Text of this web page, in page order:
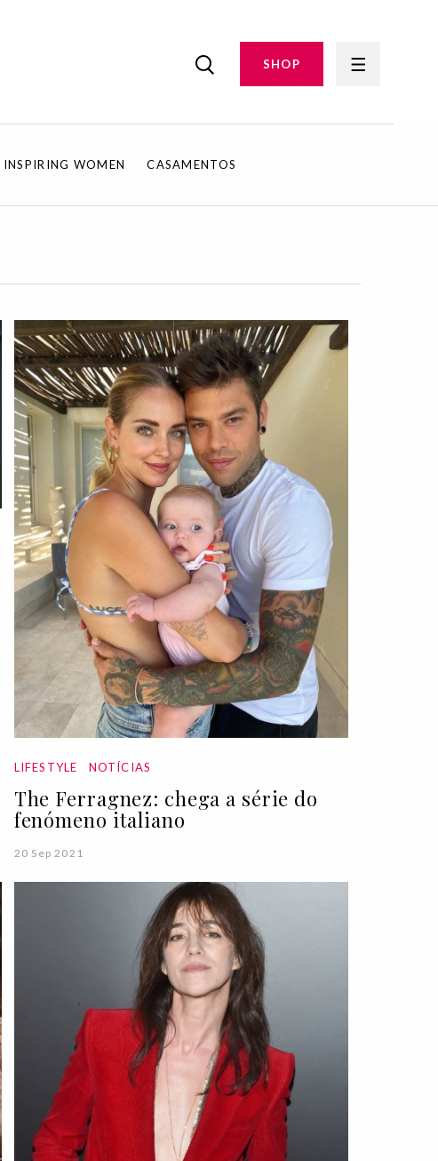
SHOP
INSPIRING WOMEN CASAMENTOS
LIFESTYLE NOTÍCIAS
The Ferragnez: chega a série do
fenómeno italiano
20 Sep 2021